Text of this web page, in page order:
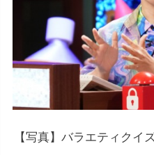
下
下
年収が億を
【写真】バラエティクイ